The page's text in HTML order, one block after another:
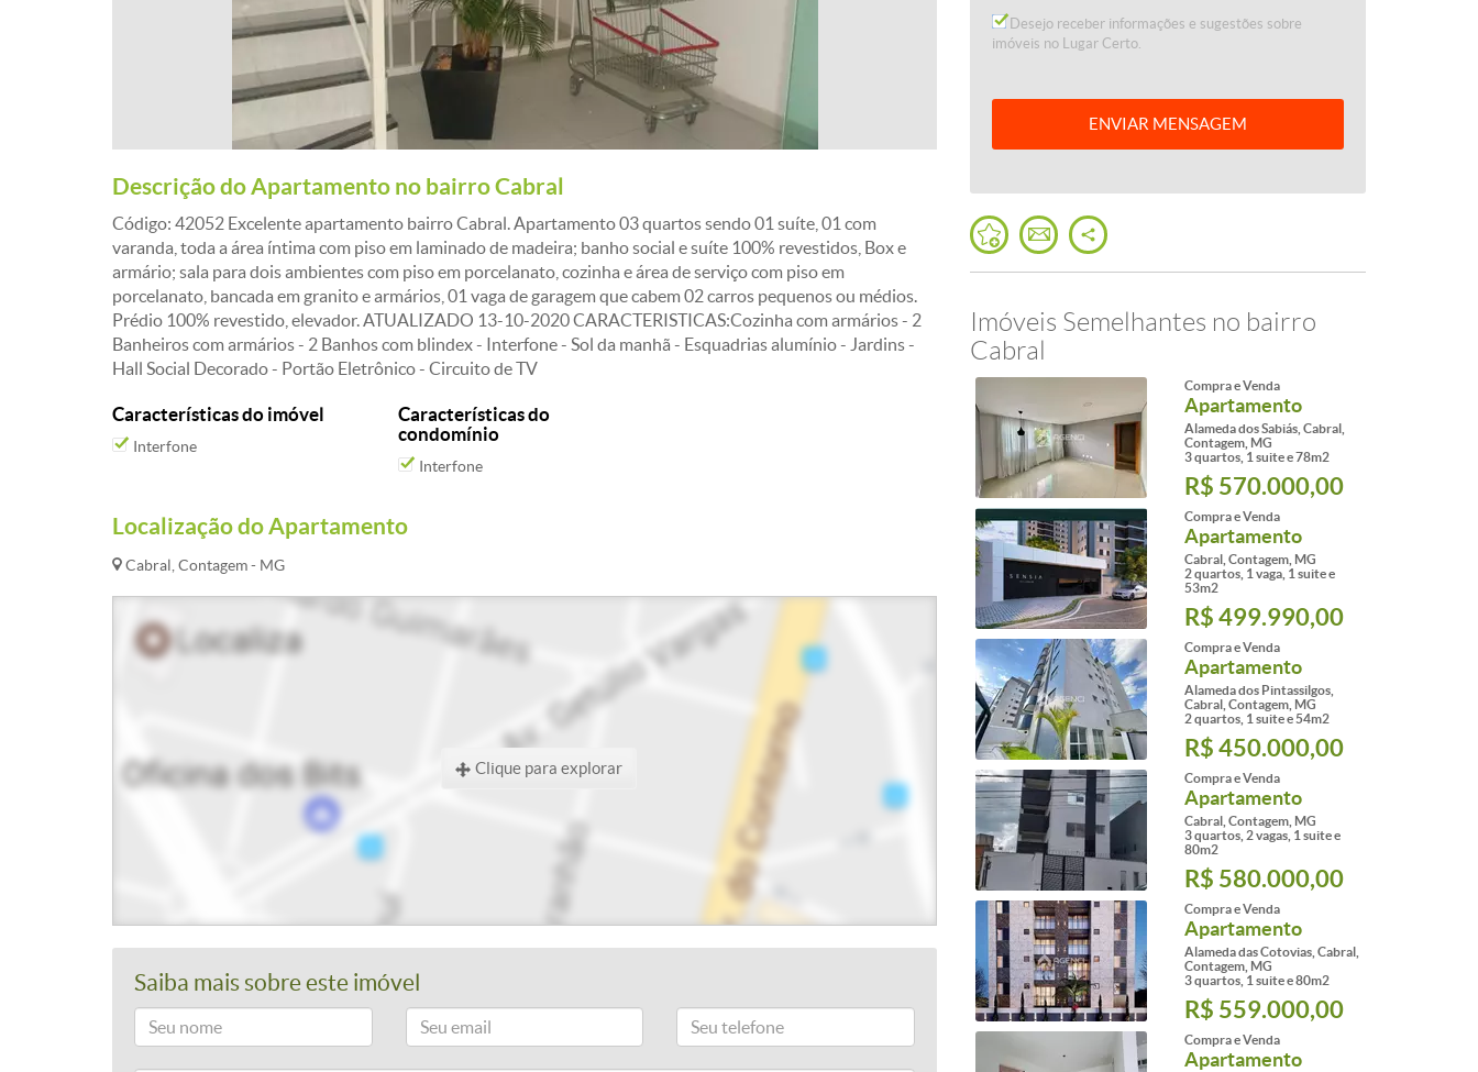
Descrição do Apartamento no bairro Cabral
Código: 42052 Excelente apartamento bairro Cabral. Apartamento 03 quartos sendo 01 suíte, 01 com
varanda, toda a área íntima com piso em laminado de madeira; banho social e suíte 100% revestidos, Box e
armário; sala para dois ambientes com piso em porcelanato, cozinha e área de serviço com piso em
porcelanato, bancada em granito e armários, 01 vaga de garagem que cabem 02 carros pequenos ou médios.
Prédio 100% revestido, elevador. ATUALIZADO 13-10-2020 CARACTERISTICAS:Cozinha com armários - 2
Banheiros com armários - 2 Banhos com blindex - Interfone - Sol da manhã - Esquadrias alumínio - Jardins -
Hall Social Decorado - Portão Eletrônico - Circuito de TV
Características do imóvel
Interfone
Características do
condomínio
Interfone
Localização do Apartamento
Cabral, Contagem - MG
Clique para explorar
Saiba mais sobre este imóvel
Desejo receber informações e sugestões sobre
imóveis no Lugar Certo.
ENVIAR MENSAGEM
Imóveis Semelhantes no bairro
Cabral
Compra e Venda
Apartamento
Alameda dos Sabiás, Cabral,
Contagem, MG
3 quartos, 1 suite e 78m2
R$ 570.000,00
Compra e Venda
Apartamento
Cabral, Contagem, MG
2 quartos, 1 vaga, 1 suite e
53m2
R$ 499.990,00
Compra e Venda
Apartamento
Alameda dos Pintassilgos,
Cabral, Contagem, MG
2 quartos, 1 suite e 54m2
R$ 450.000,00
Compra e Venda
Apartamento
Cabral, Contagem, MG
3 quartos, 2 vagas, 1 suite e
80m2
R$ 580.000,00
Compra e Venda
Apartamento
Alameda das Cotovias, Cabral,
Contagem, MG
3 quartos, 1 suite e 80m2
R$ 559.000,00
Compra e Venda
Apartamento